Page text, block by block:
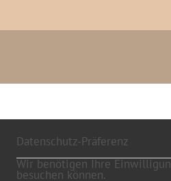
Datenschutz-Präferenz
Wir benötigen Ihre
besuchen können.